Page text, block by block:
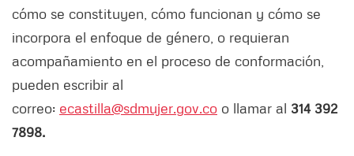
cómo se constituyen, cómo funcionan y cómo se
incorpora el enfoque de género, o requieran
acompañamiento en el proceso de conformación,
pueden escribir al
correo: ecastilla@sdmujer.gov.co o llamar al 314 392
7898.